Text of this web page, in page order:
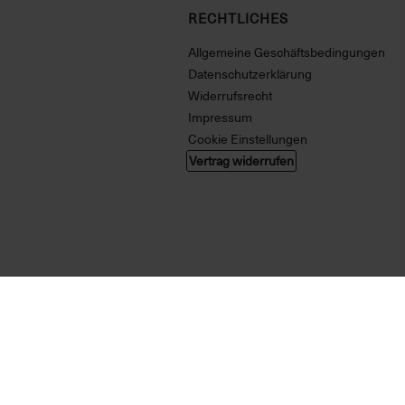
RECHTLICHES
Allgemeine Geschäftsbedingungen
Datenschutzerklärung
Widerrufsrecht
Impressum
Cookie Einstellungen
Vertrag widerrufen